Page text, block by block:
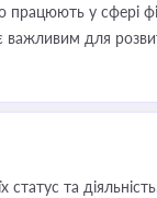
працюють у сфері
для
статус та